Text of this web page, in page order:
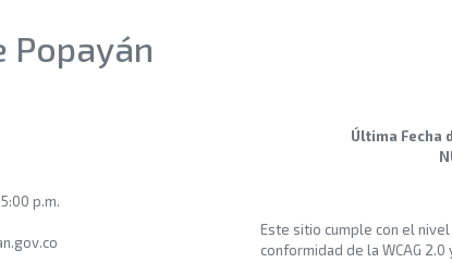
Popayán
p.m.
Última Fecha
Este sitio cumple con el
conformidad de la WCAG 2.0